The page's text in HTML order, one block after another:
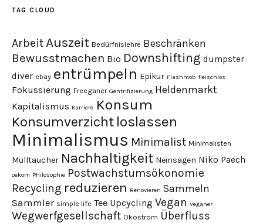
TAG CLOUD
ArbeitAuszeit Bedürfnislehre Beschränken
Bewusstmachen Bio Downshifting dumpster
diver ebay entrümpeln Epikur Flashmob fleischlos
Fokussierung Freeganer Gentrifizierung Heldenmarkt
Kapitalismus Karriere Konsum
Konsumverzicht loslassen
Minimalismus Minimalist Minimalisten
Mülltaucher Nachhaltigkeit Neinsagen Niko Paech
oekom Philosophie Postwachstumsökonomie
Recycling reduzieren Renovieren Sammeln
Sammler simple life Tee Upcycling Vegan Veganer
Wegwerfgesellschaft Ökostrom Überfluss